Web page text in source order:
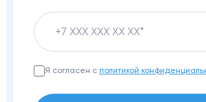
Я согласен с политикой